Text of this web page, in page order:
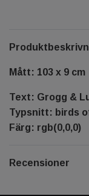
Mått: 103 x 9 cm
Text: Grogg &
Typsnitt: birds
Färg: rgb(0,0,0)
Recensioner